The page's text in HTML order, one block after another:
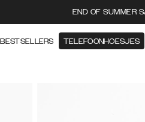
END OF SUMMER
BESTSELLERS TELEFOONHOESJES